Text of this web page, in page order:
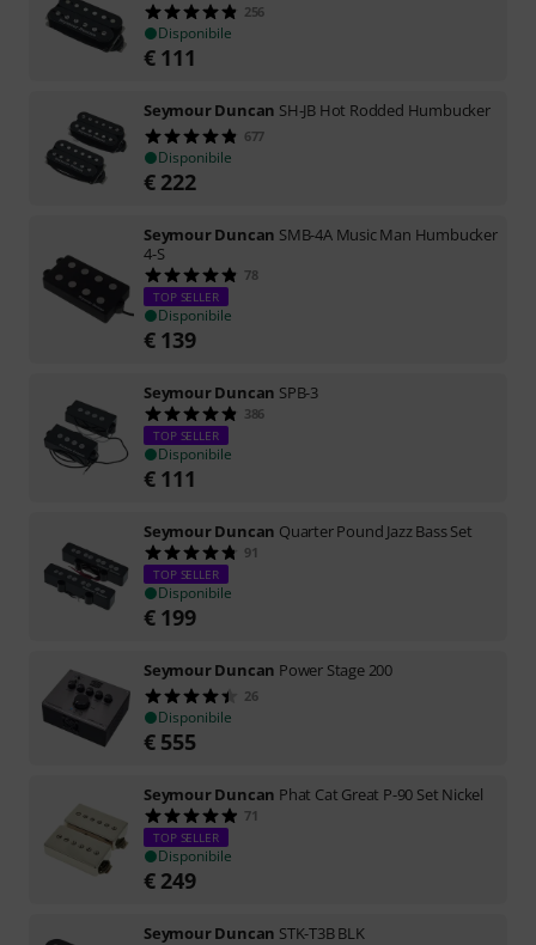
256
Disponibile
€ 111
Seymour Duncan SH-JB Hot Rodded Humbucker
677
Disponibile
€ 222
Seymour Duncan SMB-4A Music Man Humbucker
4-S
78
TOP SELLER
Disponibile
€ 139
Seymour Duncan SPB-3
386
TOP SELLER
Disponibile
€ 111
Seymour Duncan Quarter Pound Jazz Bass Set
91
TOP SELLER
Disponibile
€ 199
Seymour Duncan Power Stage 200
26
Disponibile
€ 555
Seymour Duncan Phat Cat Great P-90 Set Nickel
71
TOP SELLER
Disponibile
€ 249
Seymour Duncan STK-T3B BLK